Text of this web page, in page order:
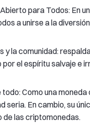
para Todos: En
a unirse a la
y la comunidad:
el espíritu salvaje e
Como una
seria. En cambio, su
de las criptomonedas.